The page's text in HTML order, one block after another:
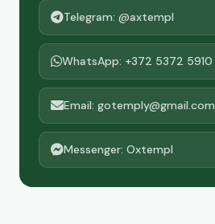
Telegram: @axtempl
WhatsApp: +372 5372 5910
Email: gotemply@gmail.com
Messenger: Oxtempl